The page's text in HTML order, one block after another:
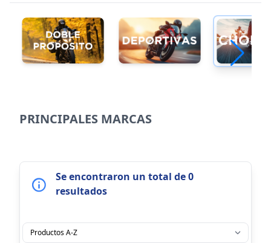
PRINCIPALES MARCAS
Se encontraron un total de 0
resultados